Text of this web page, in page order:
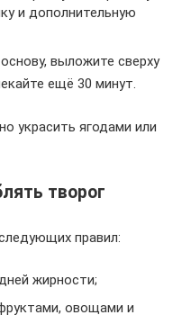
и дополнительную
выложите сверху
ещё 30 минут.
украсить ягодами или
творог
правил:
жирности;
овощами и